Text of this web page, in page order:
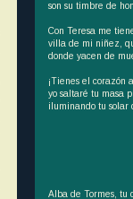
son su timbre de
Con Teresa me
villa de mi niñez,
donde yacen de
¡Tienes el corazón
yo saltaré tu masa
iluminando tu solar
Alba de Tormes, tu